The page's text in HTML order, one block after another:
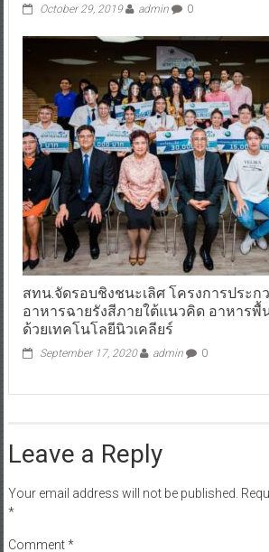
October 29, 2019 admin 0
สทน.จัดรอบชิงชนะเลิศ โครงการประก
อาหารฉายรังสีภายใต้แนวคิด อาหาร
ด้วยเทคโนโลยีนิวเคลียร์
September 17, 2020 admin 0
Leave a Reply
Your email address will not be published.
*
Comment*